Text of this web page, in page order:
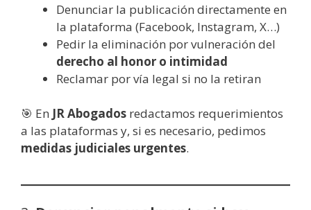
Denunciar la publicación directamente en
la plataforma (Facebook, Instagram, X…)
Pedir la eliminación por vulneración del
derecho al honor o intimidad
Reclamar por vía legal si no la retiran
🎯 En JR Abogados redactamos requerimientos
a las plataformas y, si es necesario, pedimos
medidas judiciales urgentes.